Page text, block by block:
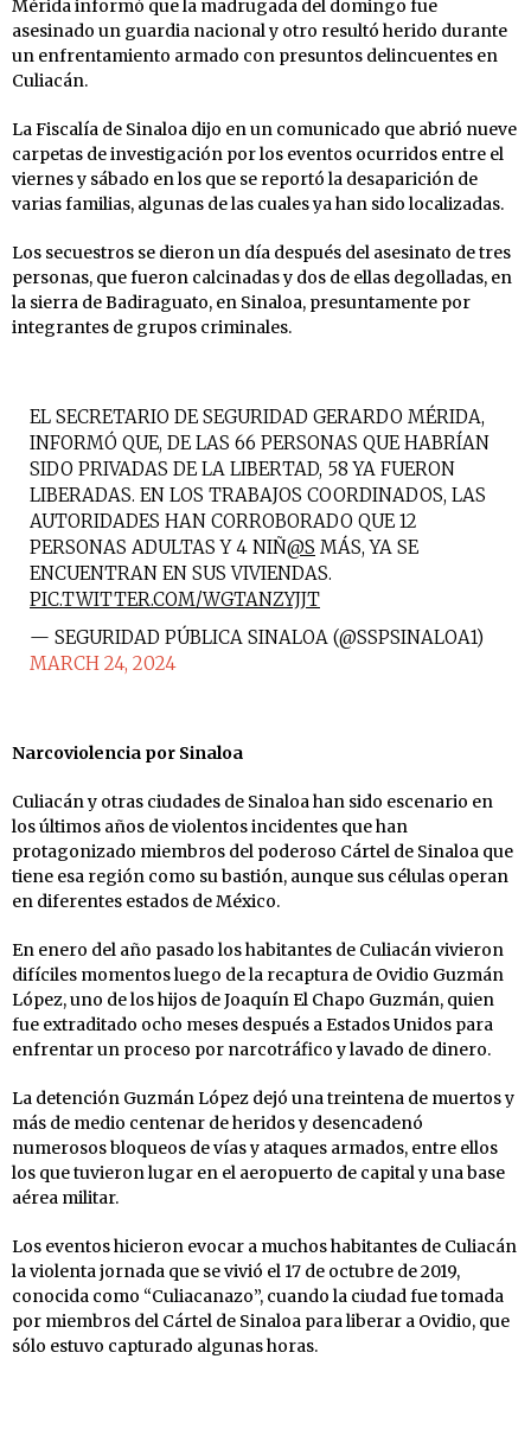
Mérida informó que la madrugada del domingo fue
asesinado un guardia nacional y otro resultó herido durante
un enfrentamiento armado con presuntos delincuentes en
Culiacán.
La Fiscalía de Sinaloa dijo en un comunicado que abrió nueve
carpetas de investigación por los eventos ocurridos entre el
viernes y sábado en los que se reportó la desaparición de
varias familias, algunas de las cuales ya han sido localizadas.
Los secuestros se dieron un día después del asesinato de tres
personas, que fueron calcinadas y dos de ellas degolladas, en
la sierra de Badiraguato, en Sinaloa, presuntamente por
integrantes de grupos criminales.
EL SECRETARIO DE SEGURIDAD GERARDO MÉRIDA,
INFORMÓ QUE, DE LAS 66 PERSONAS QUE HABRÍAN
SIDO PRIVADAS DE LA LIBERTAD, 58 YA FUERON
LIBERADAS. EN LOS TRABAJOS COORDINADOS, LAS
AUTORIDADES HAN CORROBORADO QUE 12
PERSONAS ADULTAS Y 4 NIÑ@S MÁS, YA SE
ENCUENTRAN EN SUS VIVIENDAS.
PIC.TWITTER.COM/WGTANZYJJT
— SEGURIDAD PÚBLICA SINALOA (@SSPSINALOA1)
MARCH 24, 2024
Narcoviolencia por Sinaloa
Culiacán y otras ciudades de Sinaloa han sido escenario en
los últimos años de violentos incidentes que han
protagonizado miembros del poderoso Cártel de Sinaloa que
tiene esa región como su bastión, aunque sus células operan
en diferentes estados de México.
En enero del año pasado los habitantes de Culiacán vivieron
difíciles momentos luego de la recaptura de Ovidio Guzmán
López, uno de los hijos de Joaquín El Chapo Guzmán, quien
fue extraditado ocho meses después a Estados Unidos para
enfrentar un proceso por narcotráfico y lavado de dinero.
La detención Guzmán López dejó una treintena de muertos y
más de medio centenar de heridos y desencadenó
numerosos bloqueos de vías y ataques armados, entre ellos
los que tuvieron lugar en el aeropuerto de capital y una base
aérea militar.
Los eventos hicieron evocar a muchos habitantes de Culiacán
la violenta jornada que se vivió el 17 de octubre de 2019,
conocida como “Culiacanazo”, cuando la ciudad fue tomada
por miembros del Cártel de Sinaloa para liberar a Ovidio, que
sólo estuvo capturado algunas horas.